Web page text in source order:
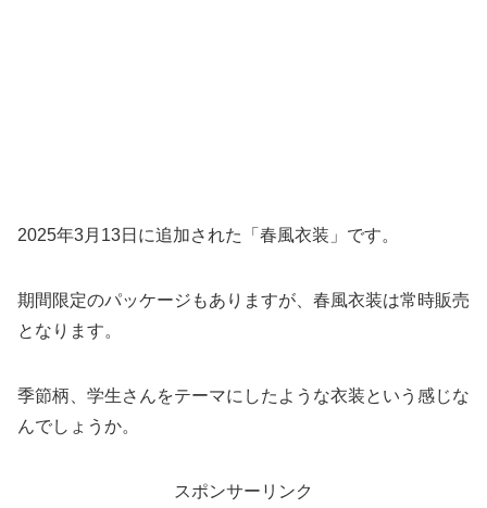
2025年3月13日に追加された「春風衣装」です。
期間限定のパッケージもありますが、春風衣装は常時販売
となります。
季節柄、学生さんをテーマにしたような衣装という感じな
んでしょうか。
スポンサーリンク